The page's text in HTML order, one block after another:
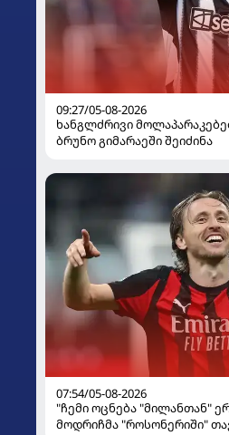
09:27/05-08-2026
ხანგლძრივი
ბრუნო გიმარაეში შეიძინა
07:54/05-08-2026
"ჩემი ოცნება "მილანთან"
მოდრიჩმა "როსონერიში"